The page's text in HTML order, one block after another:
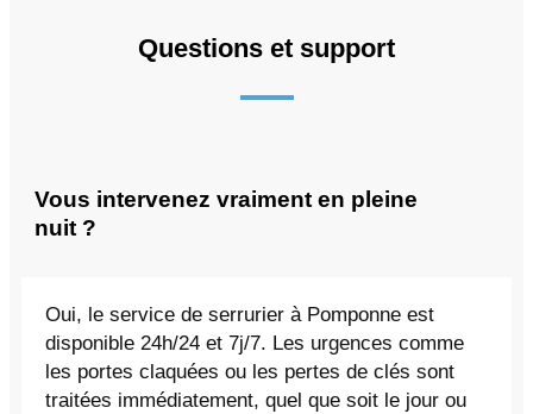
Questions et support
Vous intervenez vraiment en pleine
nuit ?
Oui, le service de serrurier à Pomponne est
disponible 24h/24 et 7j/7. Les urgences comme
les portes claquées ou les pertes de clés sont
traitées immédiatement, quel que soit le jour ou